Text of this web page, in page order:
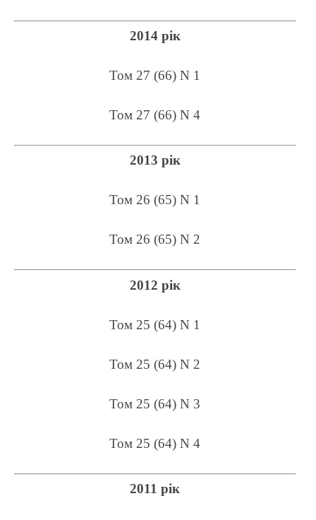
2014 рік
Том 27 (66) N 1
Том 27 (66) N 4
2013 рік
Том 26 (65) N 1
Том 26 (65) N 2
2012 рік
Том 25 (64) N 1
Том 25 (64) N 2
Том 25 (64) N 3
Том 25 (64) N 4
2011 рік